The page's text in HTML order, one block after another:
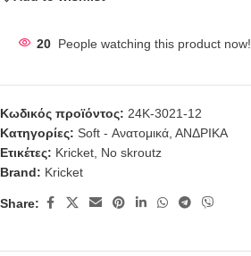
20 People watching this product now!
Κωδικός προϊόντος: 24Κ-3021-12
Κατηγορίες: Soft - Ανατομικά ΑΝΔΡΙΚΑ
Ετικέτες: Kricket No skroutz
Brand: Kricket
Share: